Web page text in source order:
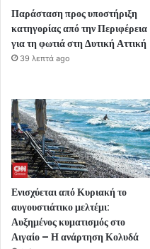
Παράσταση προς υποστήριξη
κατηγορίας από την Περιφέρεια
για τη φωτιά στη Δυτική Αττική
39 λεπτά ago
Ενισχύεται από Κυριακή το
αυγουστιάτικο μελτέμι:
Αυξημένος κυματισμός στο
Αιγαίο – Η ανάρτηση Κολυδά